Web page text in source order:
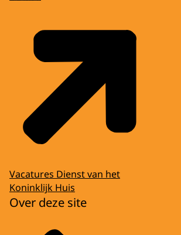
Vacatures Dienst van het
Koninklijk Huis
Over deze site